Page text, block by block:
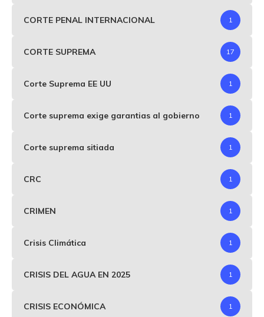
CORTE PENAL INTERNACIONAL 1
CORTE SUPREMA 17
Corte Suprema EE UU 1
Corte suprema exige garantias al gobierno 1
Corte suprema sitiada 1
CRC 1
CRIMEN 1
Crisis Climática 1
CRISIS DEL AGUA EN 2025 1
CRISIS ECONÓMICA 1